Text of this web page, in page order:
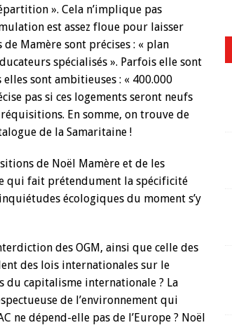
». Cela n’implique pas
est assez floue pour laisser
Mamère sont précises : « plan
spécialisés ». Parfois elle sont
sont ambitieuses : « 400.000
pas si ces logements seront neufs
En somme, on trouve de
de la Samaritaine !
de Noël Mamère et de les
qui fait prétendument la spécificité
écologiques du moment s’y
des OGM, ainsi que celle des
des lois internationales sur le
du capitalisme internationale ? La
de l’environnement qui
ne dépend-elle pas de l’Europe ? Noël